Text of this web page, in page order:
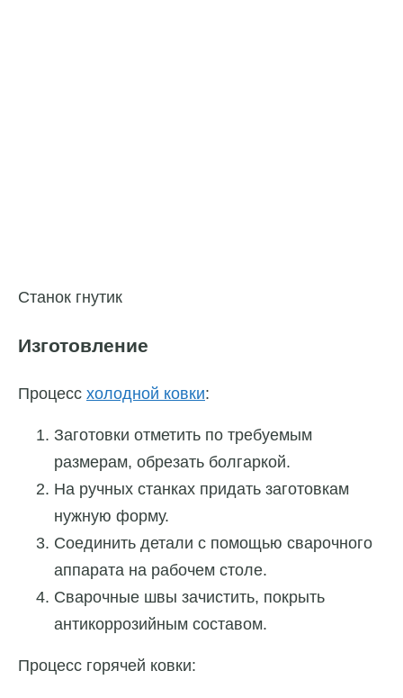
Станок гнутик
Изготовление
Процесс холодной ковки:
Заготовки отметить по требуемым
размерам, обрезать болгаркой.
На ручных станках придать заготовкам
нужную форму.
Соединить детали с помощью сварочного
аппарата на рабочем столе.
Сварочные швы зачистить, покрыть
антикоррозийным составом.
Процесс горячей ковки: